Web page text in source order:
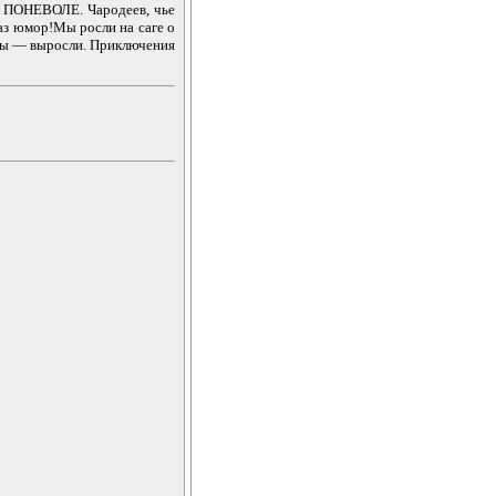
ПОНЕВОЛЕ. Чародеев, чье
юмор!Мы росли на саге о
— выросли. Приключения